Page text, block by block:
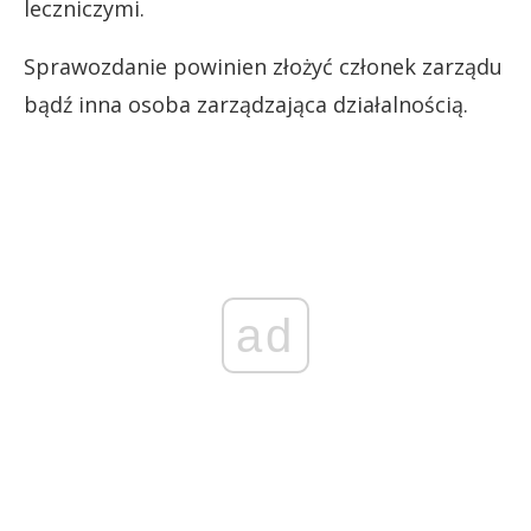
leczniczymi.
Sprawozdanie powinien złożyć członek zarządu
bądź inna osoba zarządzająca działalnością.
ad